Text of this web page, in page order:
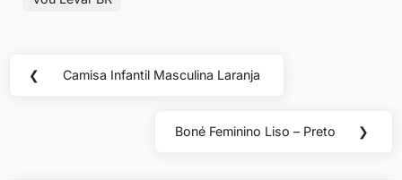
Navegação
❮
Previous
Camisa Infantil Masculina Laranja
Next
Boné Feminino Liso – Preto ❯